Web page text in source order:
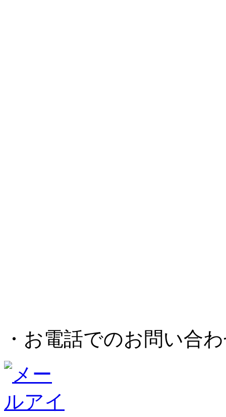
・お電話でのお問い合